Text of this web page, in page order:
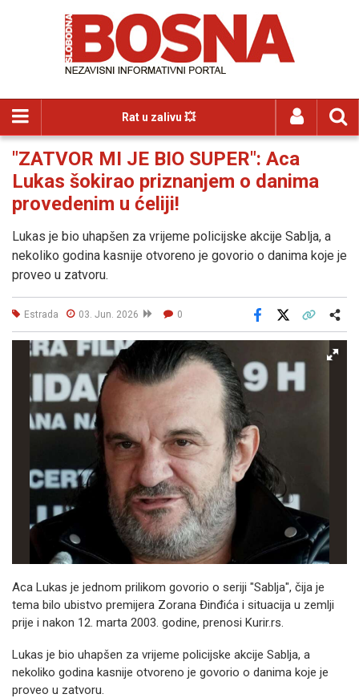
Rat u zalivu 💥
"ZATVOR MI JE BIO SUPER": Aca
Lukas šokirao priznanjem o danima
provedenim u ćeliji!
Lukas je bio uhapšen za vrijeme policijske akcije Sablja, a
nekoliko godina kasnije otvoreno je govorio o danima koje je
proveo u zatvoru.
Estrada 03. Jun. 2026 0
Facebook
Aca Lukas je jednom prilikom govorio o seriji "Sablja", čija je
tema bilo ubistvo premijera Zorana Đinđića i situacija u zemlji
prije i nakon 12. marta 2003. godine, prenosi Kurir.rs.
Lukas je bio uhapšen za vrijeme policijske akcije Sablja, a
nekoliko godina kasnije otvoreno je govorio o danima koje je
proveo u zatvoru.